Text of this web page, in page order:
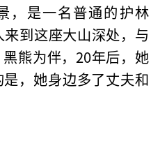
，是一名普通的护林
到这座大山深处，与
熊为伴，20年后，她
，她身边多了丈夫和